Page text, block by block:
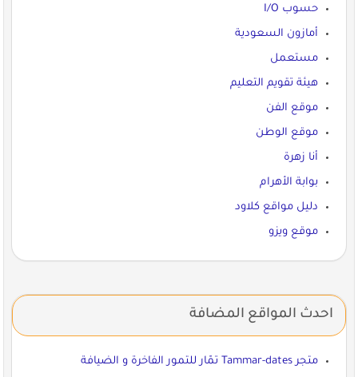
حسوب I/O
أمازون السعودية
مستعمل
هيئة تقويم التعليم
موقع الفن
موقع الوطن
أنا زهرة
بوابة الأهرام
دليل مواقع كلاود
موقع ويزو
احدث المواقع المضافة
متجر Tammar-dates تمّار للتمور الفاخرة و الضيافة